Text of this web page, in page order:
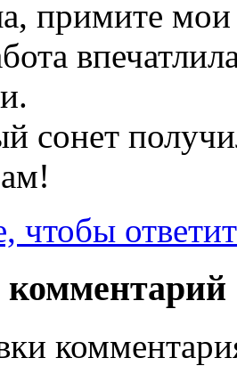
примите мои
сонет
чтобы